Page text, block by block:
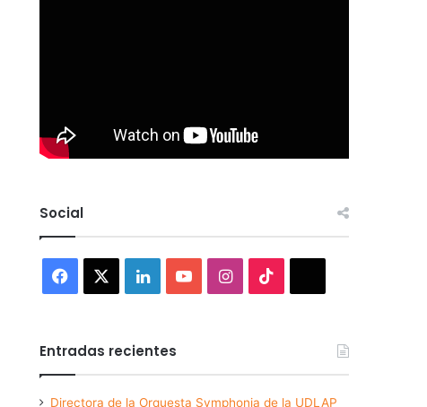
Social
Facebook LinkedInYouTubeInstagram
Entradas recientes
Directora de la Orquesta Symphonia de la UDLAP